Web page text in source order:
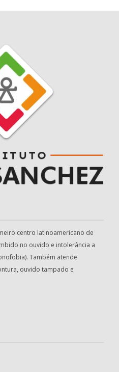
centro latinoamericano de
no ouvido e intolerância a
Também atende
ouvido tampado e